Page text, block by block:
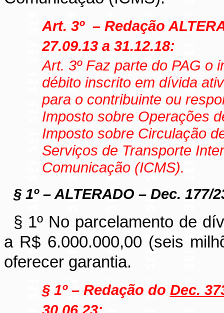
Art. 3º – Redação
27.09.13 a 31.12.18:
Art. 3º Faz parte do PAG o
débito inscrito em dívida
para o contribuinte ou
Imposto sobre Operações
Imposto sobre Circulação
Serviços de Transporte
Comunicação (ICMS).
§ 1º– ALTERADO – Dec. 177/
§ 1º No parcelamento de
a R$ 6.000.000,00 (seis
oferecer garantia.
§ 1º– Redação do Dec.